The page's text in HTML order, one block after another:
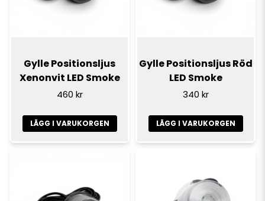
Gylle Positionsljus
Xenonvit LED Smoke
460 kr
LÄGG I VARUKORGEN
Gylle Positionsljus Röd
LED Smoke
340 kr
LÄGG I VARUKORGEN